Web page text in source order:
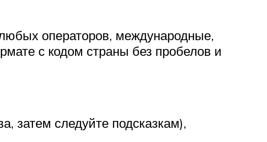
операторов, международные,
с кодом страны без пробелов и
затем следуйте подсказкам),